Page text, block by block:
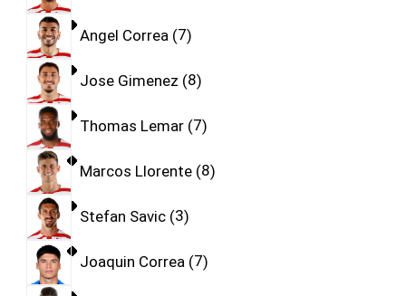
Angel Correa 7
Jose Gimenez 8
Thomas Lemar 7
Marcos Llorente 8
Stefan Savic 3
Joaquin Correa 7